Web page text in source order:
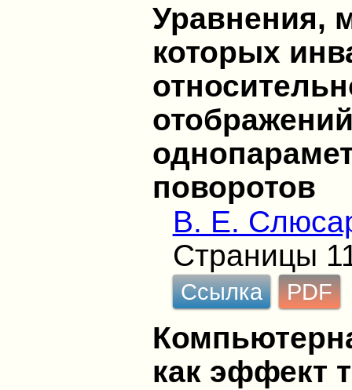
Уравнения,
которых
поворотов
В. Е.
Страницы
Ссылка PDF
как эффект